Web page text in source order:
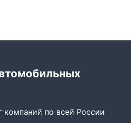
компаний по всей России